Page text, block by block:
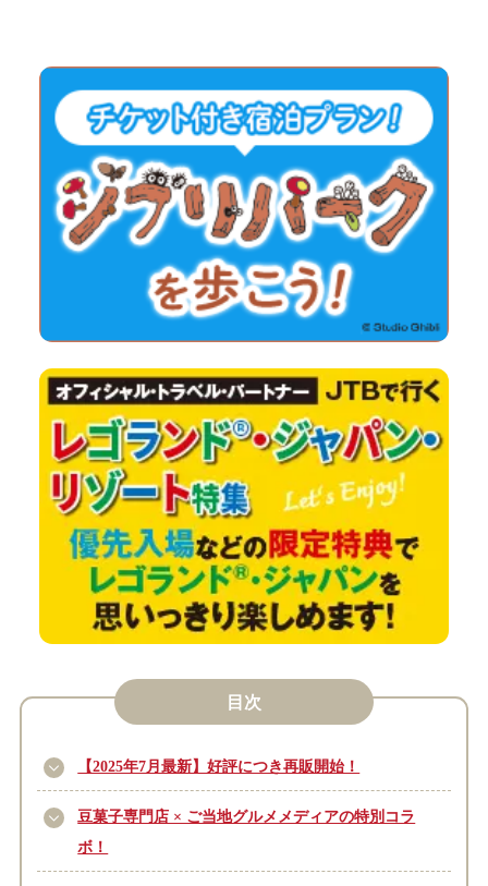
目次
【2025年7月最新】好評につき再販開始！
豆菓子専門店 × ご当地グルメメディアの特別コラ
ボ！